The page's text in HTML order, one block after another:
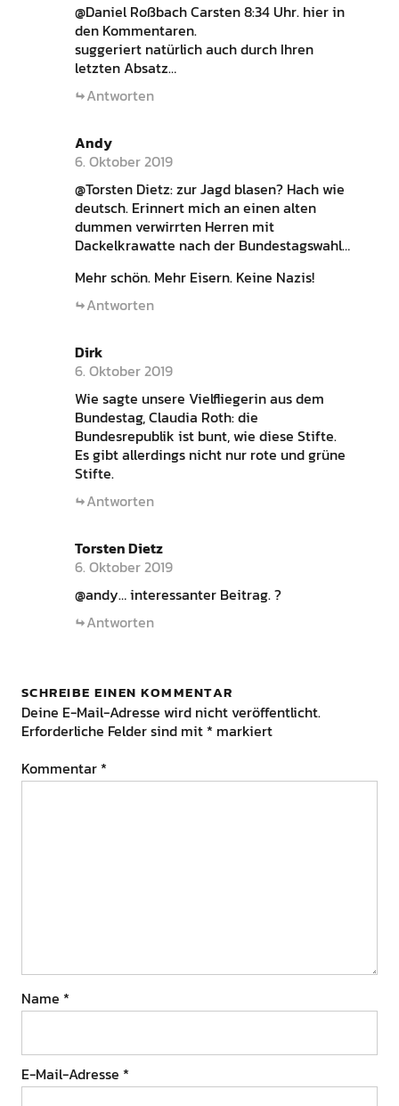
@Daniel Roßbach Carsten 8:34 Uhr. hier in
den Kommentaren.
suggeriert natürlich auch durch Ihren
letzten Absatz…
Antworten
Andy
6. Oktober 2019
@Torsten Dietz: zur Jagd blasen? Hach wie
deutsch. Erinnert mich an einen alten
dummen verwirrten Herren mit
Dackelkrawatte nach der Bundestagswahl…
Mehr schön. Mehr Eisern. Keine Nazis!
Antworten
Dirk
6. Oktober 2019
Wie sagte unsere Vielfliegerin aus dem
Bundestag, Claudia Roth: die
Bundesrepublik ist bunt, wie diese Stifte.
Es gibt allerdings nicht nur rote und grüne
Stifte.
Antworten
Torsten Dietz
6. Oktober 2019
@andy… interessanter Beitrag. ?
Antworten
SCHREIBE EINEN KOMMENTAR
Deine E-Mail-Adresse wird nicht veröffentlicht.
Erforderliche Felder sind mit * markiert
Kommentar *
Name *
E-Mail-Adresse *